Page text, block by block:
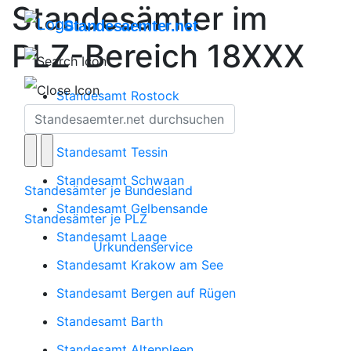
Standesaemter.net
Standesämter je Bundesland
Standesämter je PLZ
Urkundenservice
Standesämter im
PLZ-Bereich 18XXX
Standesamt Rostock
Standesamt Bützow
Standesamt Tessin
Standesamt Schwaan
Standesamt Gelbensande
Standesamt Laage
Standesamt Krakow am See
Standesamt Bergen auf Rügen
Standesamt Barth